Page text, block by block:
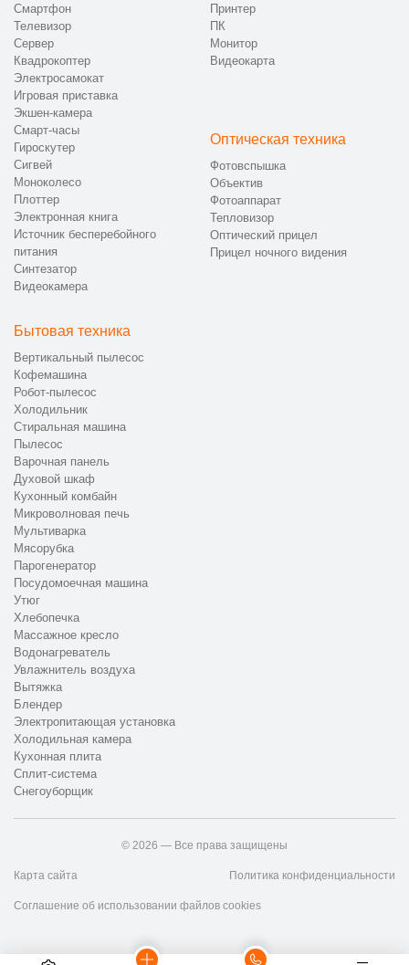
Смартфон
Телевизор
Сервер
Квадрокоптер
Электросамокат
Игровая приставка
Экшен-камера
Смарт-часы
Гироскутер
Сигвей
Моноколесо
Плоттер
Электронная книга
Источник бесперебойного
питания
Синтезатор
Видеокамера
Принтер
ПК
Монитор
Видеокарта
Оптическая техника
Фотовспышка
Объектив
Фотоаппарат
Тепловизор
Оптический прицел
Прицел ночного видения
Бытовая техника
Вертикальный пылесос
Кофемашина
Робот-пылесос
Холодильник
Стиральная машина
Пылесос
Варочная панель
Духовой шкаф
Кухонный комбайн
Микроволновая печь
Мультиварка
Мясорубка
Парогенератор
Посудомоечная машина
Утюг
Хлебопечка
Массажное кресло
Водонагреватель
Увлажнитель воздуха
Вытяжка
Блендер
Электропитающая установка
Холодильная камера
Кухонная плита
Сплит-система
Снегоуборщик
© 2026 — Все права защищены
Карта сайта Политика конфиденциальности
Соглашение об использовании файлов cookies